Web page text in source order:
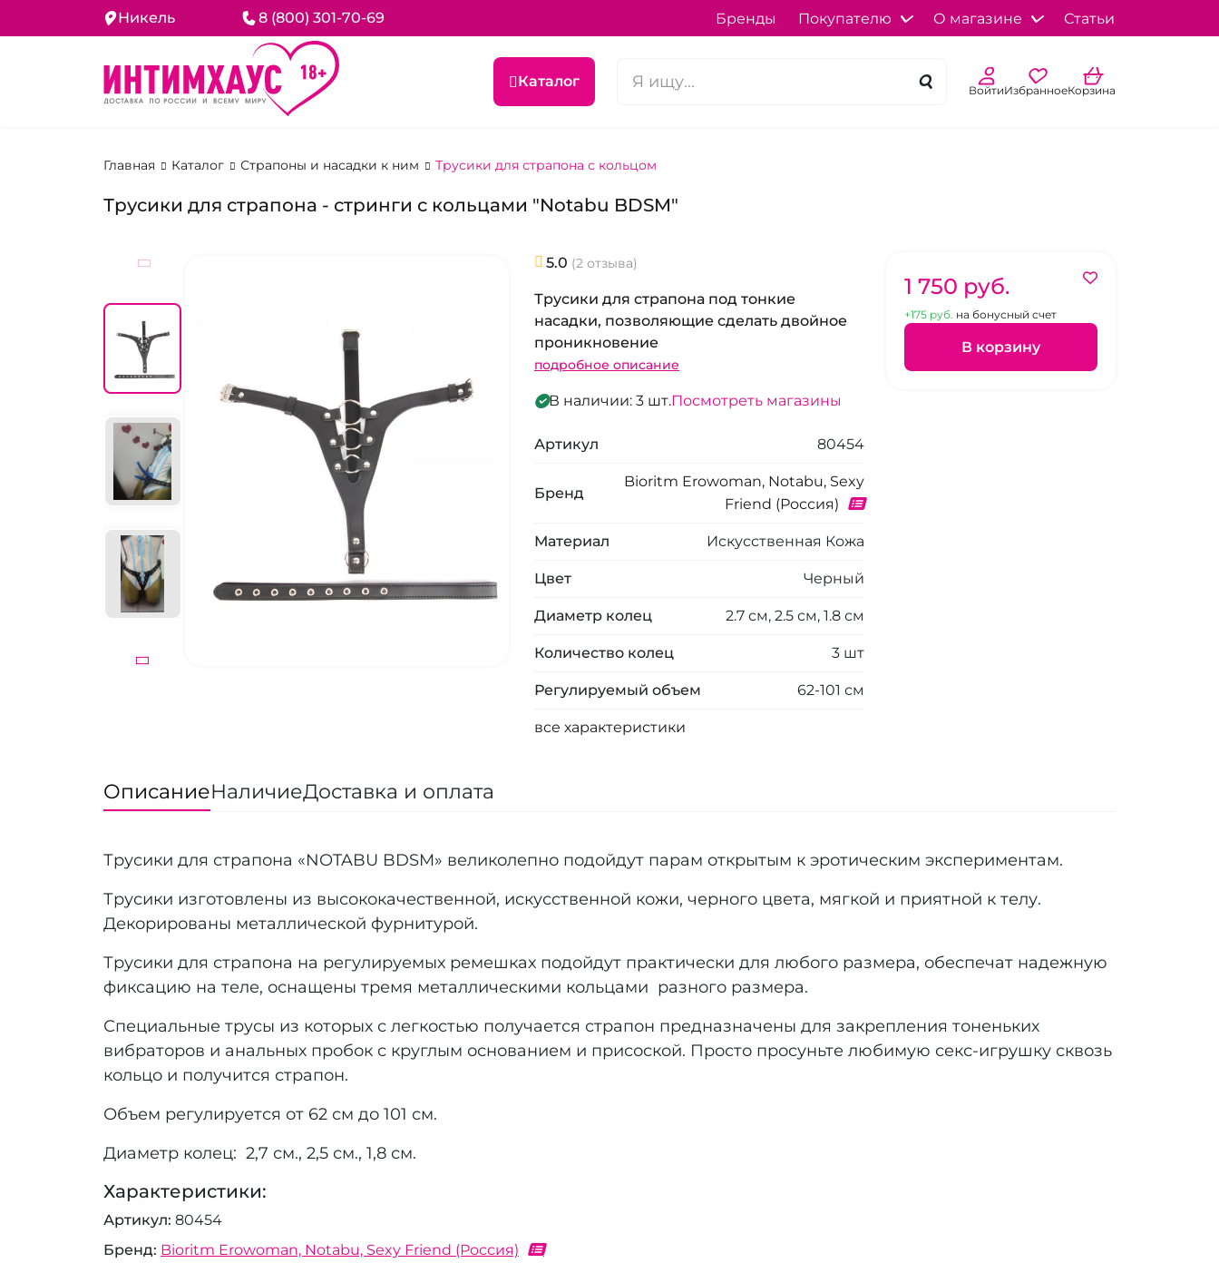
Никель 8 (800) 301-70-69 Бренды Покупателю О магазине Статьи
Каталог ВойтиИзбранноеКорзина
Главная Каталог Страпоны и насадки к ним Трусики для страпона с кольцом
Трусики для страпона - стринги с кольцами "Notabu BDSM"
5.0 (2 отзыва)
Трусики для страпона под тонкие
насадки, позволяющие сделать двойное
проникновение
подробное описание
В наличии: 3 шт.Посмотреть магазины
Артикул 80454
Бренд
Bioritm Erowoman, Notabu, Sexy
Friend (Россия)
Материал Искусственная Кожа
Цвет Черный
Диаметр колец 2.7 см, 2.5 см, 1.8 см
Количество колец 3 шт
Регулируемый объем 62-101 см
все характеристики
1 750 pуб.
+175 pуб. на бонусный счет
В корзину
ОписаниеНаличиеДоставка и оплата
Трусики для страпона «NOTABU BDSM» великолепно подойдут парам открытым к эротическим экспериментам.
Трусики изготовлены из высококачественной, искусственной кожи, черного цвета, мягкой и приятной к телу.
Декорированы металлической фурнитурой.
Трусики для страпона на регулируемых ремешках подойдут практически для любого размера, обеспечат надежную
фиксацию на теле, оснащены тремя металлическими кольцами разного размера.
Специальные трусы из которых с легкостью получается страпон предназначены для закрепления тоненьких
вибраторов и анальных пробок с круглым основанием и присоской. Просто просуньте любимую секс-игрушку сквозь
кольцо и получится страпон.
Объем регулируется от 62 см до 101 см.
Диаметр колец: 2,7 см., 2,5 см., 1,8 см.
Характеристики:
Артикул 80454
Бренд Bioritm Erowoman, Notabu, Sexy Friend (Россия)